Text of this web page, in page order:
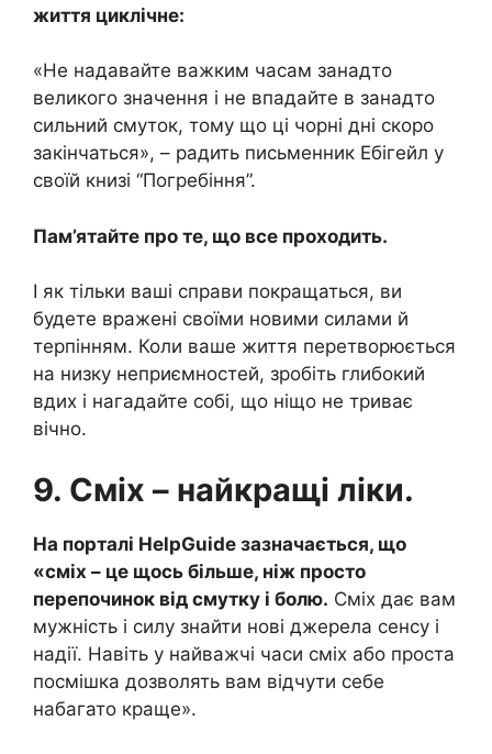
життя циклічне:
«Не надавайте важким часам занадто
великого значення і не впадайте в занадто
сильний смуток, тому що ці чорні дні скоро
закінчаться», – радить письменник Ебігейл у
своїй книзі “Погребіння”.
Пам’ятайте про те, що все проходить.
І як тільки ваші справи покращаться, ви
будете вражені своїми новими силами й
терпінням. Коли ваше життя перетворюється
на низку неприємностей, зробіть глибокий
вдих і нагадайте собі, що ніщо не триває
вічно.
9. Сміх – найкращі ліки.
На порталі HelpGuide зазначається, що
«сміх – це щось більше, ніж просто
перепочинок від смутку і болю. Сміх дає вам
мужність і силу знайти нові джерела сенсу і
надії. Навіть у найважчі часи сміх або проста
посмішка дозволять вам відчути себе
набагато краще».